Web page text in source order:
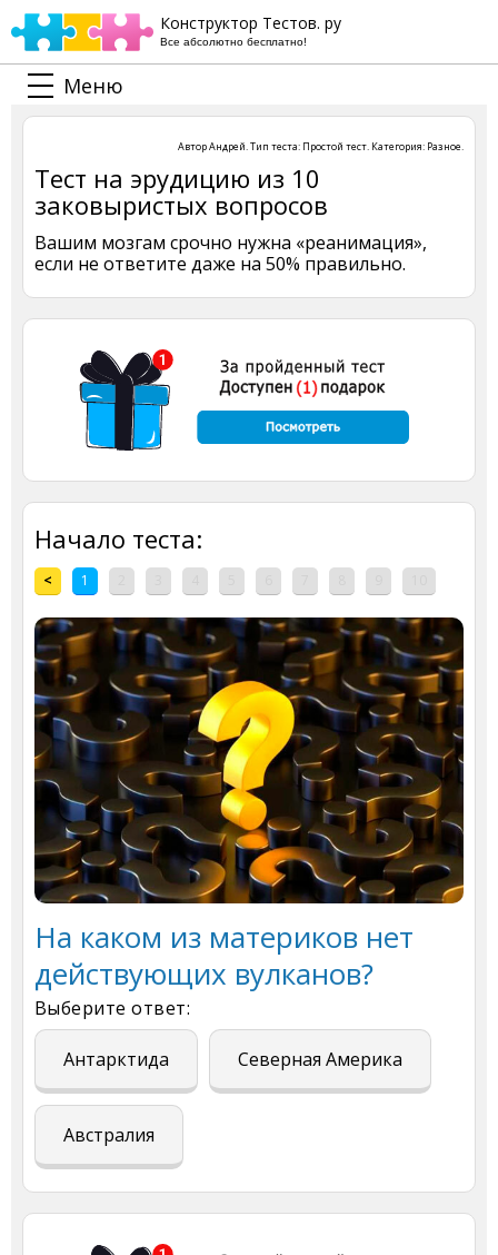
Конструктор Тестов. ру
Все абсолютно бесплатно!
Меню
АвторАндрей. Тип теста: Простой тест. Категория: Разное.
Тест на эрудицию из 10
заковыристых вопросов
Вашим мозгам срочно нужна «реанимация»,
если не ответите даже на 50% правильно.
Начало теста:
< 1
На каком из материков нет
действующих вулканов?
Выберите ответ:
Антарктида Северная Америка
Австралия